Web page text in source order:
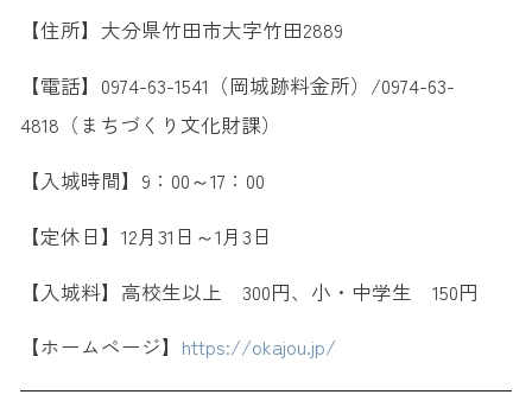
【住所】大分県竹田市大字竹田2889
【電話】0974-63-1541（岡城跡料金所）/0974-63-
4818（まちづくり文化財課）
【入城時間】9：00～17：00
【定休日】12月31日～1月3日
【入城料】高校生以上 300円、小・中学生 150円
【ホームページ】 https://okajou.jp/